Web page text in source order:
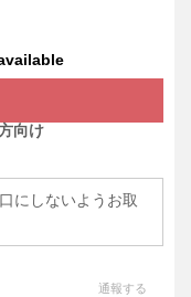
向け
にしないようお取
通報する